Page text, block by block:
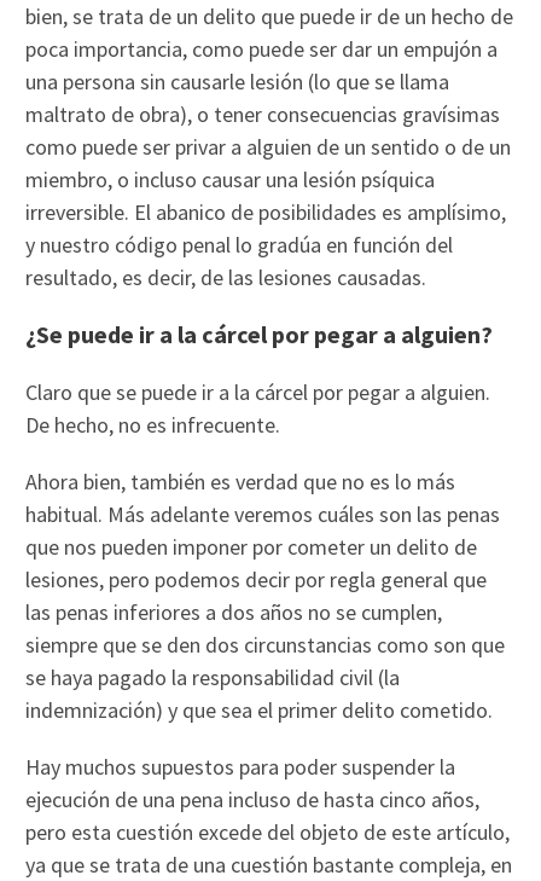
bien, se trata de un delito que puede ir de un hecho de
poca importancia, como puede ser dar un empujón a
una persona sin causarle lesión (lo que se llama
maltrato de obra), o tener consecuencias gravísimas
como puede ser privar a alguien de un sentido o de un
miembro, o incluso causar una lesión psíquica
irreversible. El abanico de posibilidades es amplísimo,
y nuestro código penal lo gradúa en función del
resultado, es decir, de las lesiones causadas.
¿Se puede ir a la cárcel por pegar a alguien?
Claro que se puede ir a la cárcel por pegar a alguien.
De hecho, no es infrecuente.
Ahora bien, también es verdad que no es lo más
habitual. Más adelante veremos cuáles son las penas
que nos pueden imponer por cometer un delito de
lesiones, pero podemos decir por regla general que
las penas inferiores a dos años no se cumplen,
siempre que se den dos circunstancias como son que
se haya pagado la responsabilidad civil (la
indemnización) y que sea el primer delito cometido.
Hay muchos supuestos para poder suspender la
ejecución de una pena incluso de hasta cinco años,
pero esta cuestión excede del objeto de este artículo,
ya que se trata de una cuestión bastante compleja, en